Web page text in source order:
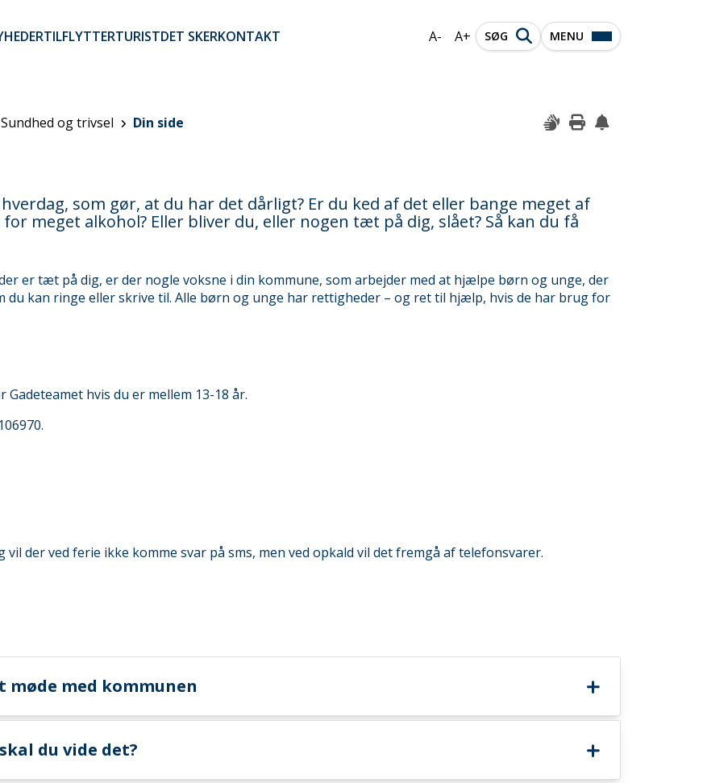
TILFLYTTERTURISTDET SKERKONTAKT A- A+ SØG MENU
Sundhed og trivsel Din side
som gør, at du har det dårligt? Er du ked af det eller bange meget af
meget alkohol? Eller bliver du, eller nogen tæt på dig, slået? Så kan du få
er tæt på dig, er der nogle voksne i din kommune, som arbejder med at hjælpe børn og unge, der
du kan ringe eller skrive til. Alle børn og unge har rettigheder – og ret til hjælp, hvis de har brug for
hvis du er mellem 13-18 år.
der ved ferie ikke komme svar på sms, men ved opkald vil det fremgå af telefonsvarer.
med kommunen
du vide det?